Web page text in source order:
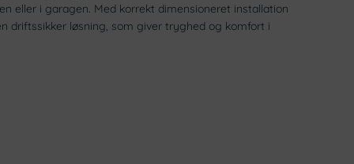
eller i garagen. Med korrekt dimensioneret installation
driftssikker løsning, som giver tryghed og komfort i